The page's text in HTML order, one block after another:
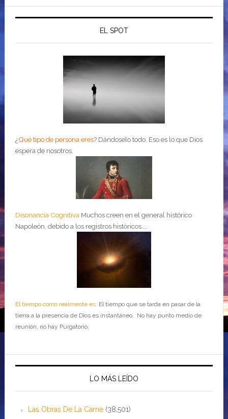
EL SPOT
¿Qué tipo de persona eres? Dándoselo todo. Eso es lo que Dios
espera de nosotros.
Disonancia Cognitiva Muchos creen en el general histórico
Napoleón, debido a los registros históricos....
El tiempo como realmente esEl tiempo que se tarda en pasar de la
tierra a la presencia de Dios es instantáneo. No hay punto medio de
reunión, no hay Purgatorio.
LO MÁS LEÍDO
Las Obras De La Carne (38,501)